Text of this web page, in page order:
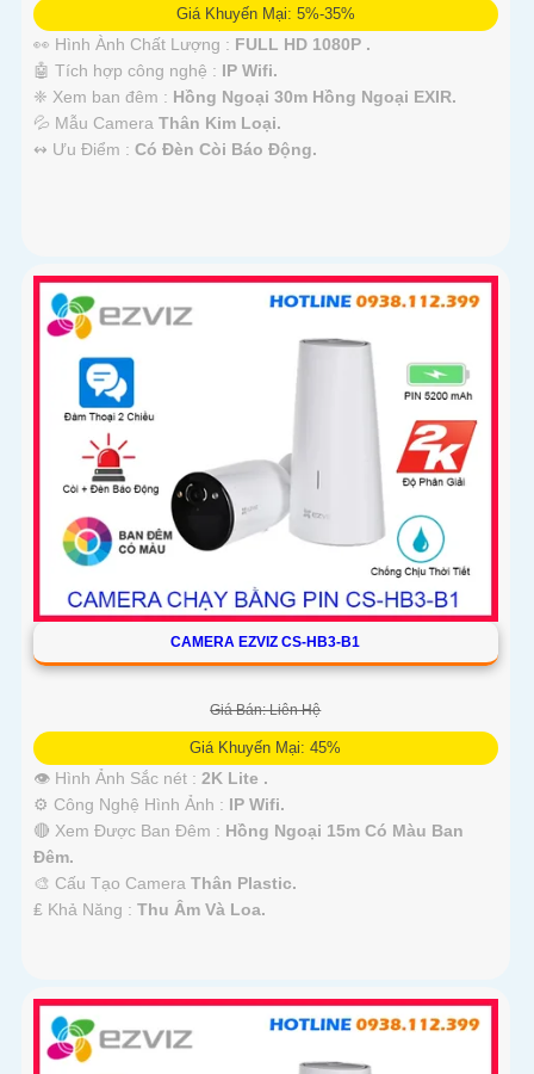
Giá Khuyến Mại: 5%-35%
👀 Hình Ành Chất Lượng : FULL HD 1080P .
🤖️ Tích hợp công nghệ : IP Wifi.
❈ Xem ban đêm : Hồng Ngoại 30m Hồng Ngoại EXIR.
💦 Mẫu Camera Thân Kim Loại.
️↭ Ưu Điểm : Có Đèn Còi Báo Động.
CAMERA EZVIZ CS-HB3-B1
Giá Bán: Liên Hệ
Giá Khuyến Mại: 45%
👁 Hình Ảnh Sắc nét : 2K Lite .
⚙ Công Nghệ Hình Ảnh : IP Wifi.
🔴 Xem Được Ban Đêm : Hồng Ngoại 15m Có Màu Ban
Ðêm.
🎨 Cấu Tạo Camera Thân Plastic.
️₤ Khả Năng : Thu Âm Và Loa.